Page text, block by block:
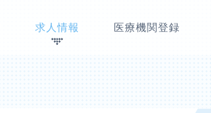
求人情報 医療機関登録